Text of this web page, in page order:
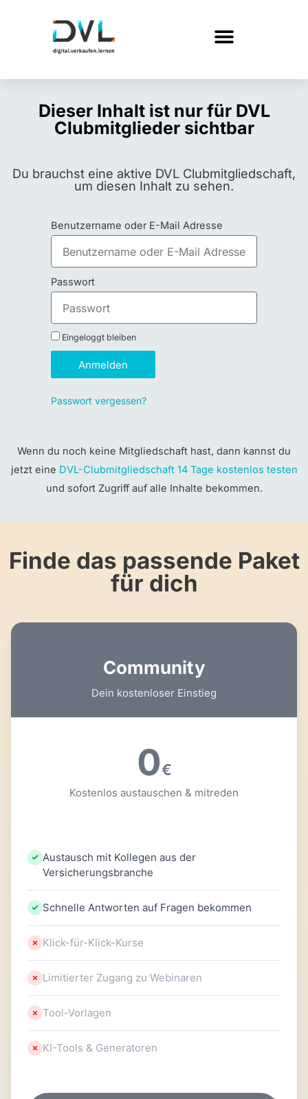
Dieser Inhalt ist nur für DVL
Clubmitglieder sichtbar
Du brauchst eine aktive DVL Clubmitgliedschaft,
um diesen Inhalt zu sehen.
Benutzername oder E-Mail Adresse
Passwort
Eingeloggt bleiben
Anmelden
Passwort vergessen?
Wenn du noch keine Mitgliedschaft hast, dann kannst du
jetzt eine DVL-Clubmitgliedschaft 14 Tage kostenlos testen
und sofort Zugriff auf alle Inhalte bekommen.
Finde das passende Paket
für dich
Community
Dein kostenloser Einstieg
0€
Kostenlos austauschen & mitreden
Austausch mit Kollegen aus der
Versicherungsbranche
Schnelle Antworten auf Fragen bekommen
Klick-für-Klick-Kurse
Limitierter Zugang zu Webinaren
Tool-Vorlagen
KI-Tools & Generatoren